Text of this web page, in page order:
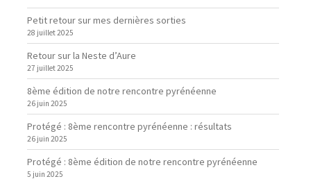
Petit retour sur mes dernières sorties
28 juillet 2025
Retour sur la Neste d’Aure
27 juillet 2025
8ème édition de notre rencontre pyrénéenne
26 juin 2025
Protégé : 8ème rencontre pyrénéenne : résultats
26 juin 2025
Protégé : 8ème édition de notre rencontre pyrénéenne
5 juin 2025